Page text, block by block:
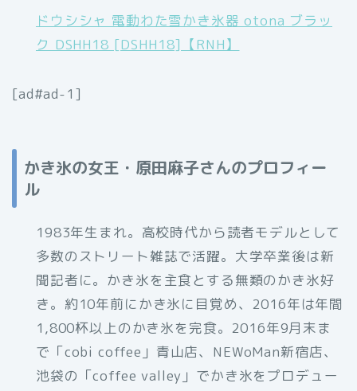
ドウシシャ 電動わた雪かき氷器 otona ブラッ
ク DSHH18 [DSHH18]【RNH】
[ad#ad-1]
かき氷の女王・原田麻子さんのプロフィー
ル
1983年生まれ。高校時代から読者モデルとして
多数のストリート雑誌で活躍。大学卒業後は新
聞記者に。かき氷を主食とする無類のかき氷好
き。約10年前にかき氷に目覚め、2016年は年間
1,800杯以上のかき氷を完食。2016年9月末ま
で「cobi coffee」青山店、NEWoMan新宿店、
池袋の「coffee valley」でかき氷をプロデュー